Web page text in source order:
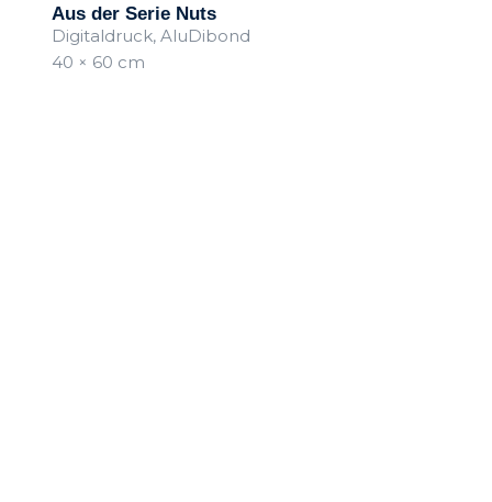
Aus der Serie Nuts
Digitaldruck, AluDibond
40 × 60 cm